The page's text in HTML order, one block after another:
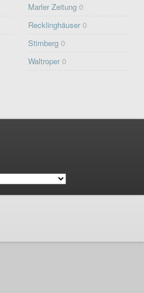
Marler Zeitung 0
Recklinghäuser 0
Stimberg 0
Waltroper 0